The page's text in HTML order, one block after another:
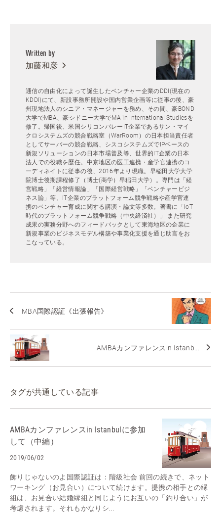
Written by
加藤和彦
通信の自由化によって誕生したベンチャー企業のDDI(現在の
KDDI)にて、新設事務所開設や国内営業企画等に従事の後、豪
州現地法人のシニア・マネージャーを務め、その間、豪BOND
大学でMBA、豪シドニー大学でMA in International Studiesを
修了。帰国後、米国シリコンバレーIT企業であるサン・マイ
クロシステムズの競合戦略室（WarRoom）の日本担当責任者
としてサーバーの競合戦略、シスコシステムズでIPベースの
新規ソリューションの日本市場普及等、世界的IT企業の日本
法人での役職を歴任。中京地区の医工連携・産学官連携のコ
ーディネイトに従事の後、2016年より現職。早稲田大学大学
院博士後期課程修了（博士(商学）早稲田大学）。専門は「経
営戦略」「経営情報論」「国際経営戦略」「ベンチャービジ
ネス論」等。IT企業のプラットフォーム競争戦略や産学官連
携のベンチャー育成に関する講演・論文等多数。著書に「IoT
時代のプラットフォーム競争戦略（中央経済社）」 また研究
成果の実務分野へのフィードバックとして東海地区の企業に
新規事業のビジネスモデル構築や事業化支援を通じ助言をお
こなっている。
MBA国際認証《出張報告》
AMBAカンファレンスin Istanb...
タグが共通している記事
AMBAカンファレンスin Istanbulに参加
して（中編）
2019/06/02
飾りじゃないのよ国際認証は：階級社会 前回の続きで、ネット
ワーキング（お見合い）について続けます。提携の相手との縁
組は、お見合い結婚縁組と同じようにお互いの「釣り合い」が
考慮されます。それもかなりシ...